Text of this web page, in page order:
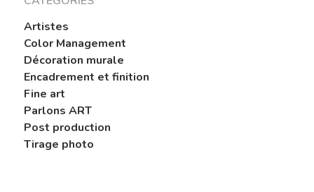
Artistes
Color Management
Décoration murale
Encadrement et finition
Fine art
Parlons ART
Post production
Tirage photo